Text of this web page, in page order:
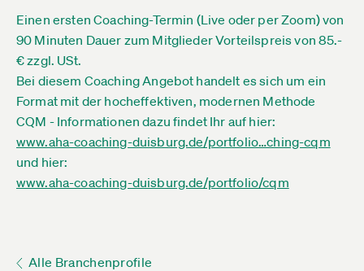
Einen ersten Coaching-Termin (Live oder per Zoom) von
90 Minuten Dauer zum Mitglieder Vorteilspreis von 85.-
€ zzgl. USt.
Bei diesem Coaching Angebot handelt es sich um ein
Format mit der hocheffektiven, modernen Methode
CQM - Informationen dazu findet Ihr auf hier:
www.aha-coaching-duisburg.de­/portfolio­…ching-cqm
und hier:
www.aha-coaching-duisburg.de­/portfolio/cqm
Alle Branchenprofile